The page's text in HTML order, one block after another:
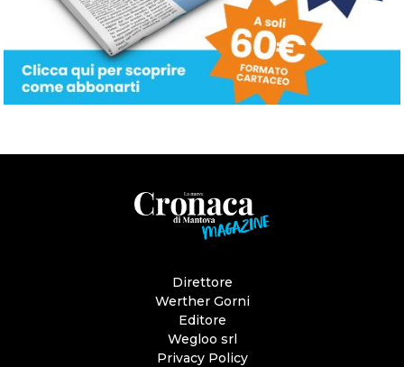
Direttore
Werther Gorni
Editore
Wegloo srl
Privacy Policy